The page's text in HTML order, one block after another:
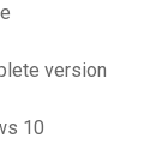
version
10